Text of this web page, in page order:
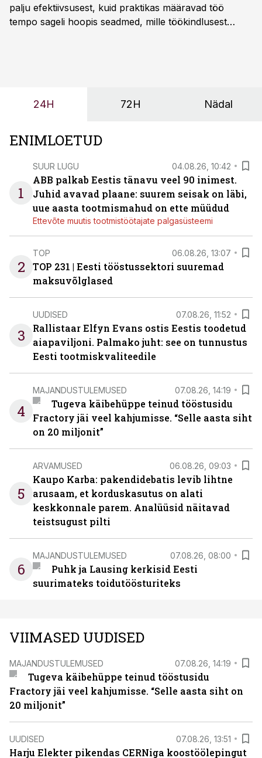
palju efektiivsusest, kuid praktikas määravad töö
tempo sageli hoopis seadmed, mille töökindlusest
24H 72H Nädal
ENIMLOETUD
1
SUUR LUGU 04.08.26, 10:42
ABB palkab Eestis tänavu veel 90 inimest.
Juhid avavad plaane: suurem seisak on läbi,
uue aasta tootmismahud on ette müüdud
Ettevõte muutis tootmistöötajate palgasüsteemi
2
TOP 06.08.26, 13:07
TOP 231 | Eesti tööstussektori suuremad
maksuvõlglased
3
UUDISED 07.08.26, 11:52
Rallistaar Elfyn Evans ostis Eestis toodetud
aiapaviljoni. Palmako juht: see on tunnustus
Eesti tootmiskvaliteedile
4
MAJANDUSTULEMUSED 07.08.26, 14:19
Tugeva käibehüppe teinud tööstusidu
Fractory jäi veel kahjumisse. “Selle aasta siht
on 20 miljonit”
5
ARVAMUSED 06.08.26, 09:03
Kaupo Karba: pakendidebatis levib lihtne
arusaam, et korduskasutus on alati
keskkonnale parem. Analüüsid näitavad
teistsugust pilti
6
MAJANDUSTULEMUSED 07.08.26, 08:00
Puhk ja Lausing kerkisid Eesti
suurimateks toidutöösturiteks
VIIMASED UUDISED
MAJANDUSTULEMUSED 07.08.26, 14:19
Tugeva käibehüppe teinud tööstusidu
Fractory jäi veel kahjumisse. “Selle aasta siht on
20 miljonit”
UUDISED 07.08.26, 13:51
Harju Elekter pikendas CERNiga koostöölepingut